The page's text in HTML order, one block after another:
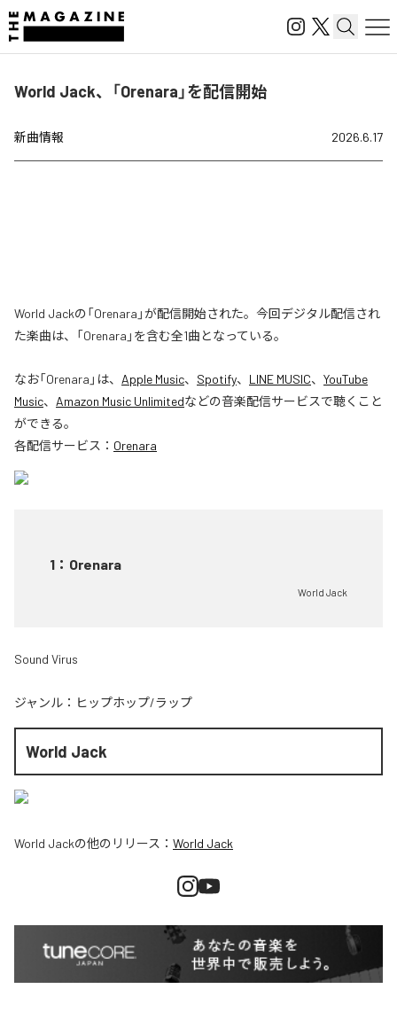
World Jack、「Orenara」を配信開始
新曲情報 2026.6.17
World Jackの「Orenara」が配信開始された。今回デジタル配信され
た楽曲は、「Orenara」を含む全1曲となっている。
なお「Orenara 」は、 Apple Music、 Spotify、 LINE MUSIC、 YouTube
Music、 Amazon Music Unlimitedなどの音楽配信サービスで聴くこと
ができる。
各配信サービス： Orenara
1 ： Orenara
World Jack
Sound Virus
ジャンル： ヒップホップ/ラップ
World Jack
World Jackの他のリリース： World Jack